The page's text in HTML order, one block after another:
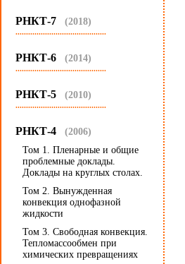
РНКТ-7 (2018)
...........................................
РНКТ-6 (2014)
...........................................
РНКТ-5 (2010)
...........................................
РНКТ-4 (2006)
Том 1. Пленарные и общие
проблемные доклады.
Доклады на круглых столах.
Том 2. Вынужденная
конвекция однофазной
жидкости
Том 3. Свободная конвекция.
Тепломассообмен при
химических превращениях